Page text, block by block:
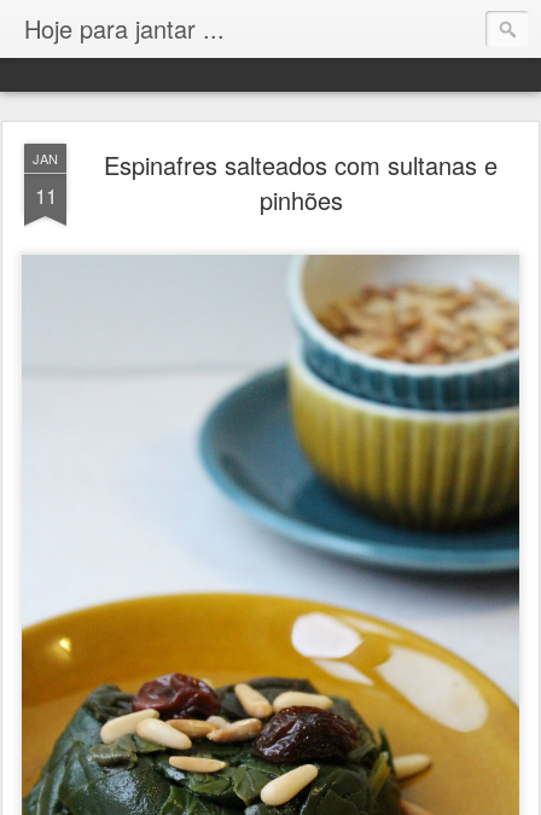
Hoje para jantar ...
JAN
11
Espinafres salteados com sultanas e
pinhões